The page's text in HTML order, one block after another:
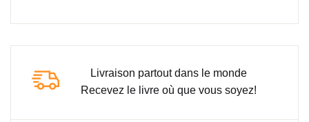
Livraison partout dans le monde
Recevez le livre où que vous soyez!